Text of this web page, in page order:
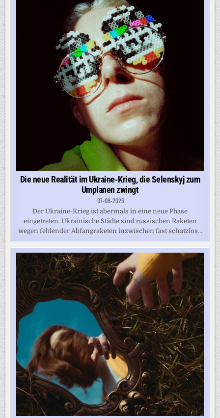
Die neue Realität im Ukraine-Krieg, die Selenskyj zum
Umplanen zwingt
07-08-2026
Der Ukraine-Krieg ist abermals in eine neue Phase
eingetreten. Ukrainische Städte sind russischen Raketen
wegen fehlender Abfangraketen inzwischen fast schutzlos...